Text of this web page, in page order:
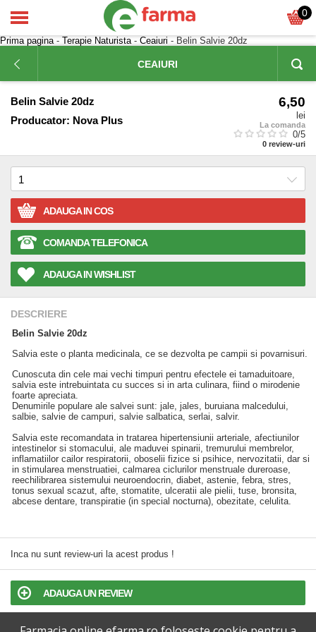
0
Prima pagina- Terapie Naturista- Ceaiuri - Belin Salvie 20dz
CEAIURI
Belin Salvie 20dz
Producator: Nova Plus
6,50
lei
La comanda
0/5
0 review-uri
ADAUGA IN COS
COMANDA TELEFONICA
ADAUGA IN WISHLIST
DESCRIERE
Belin Salvie 20dz
Salvia este o planta medicinala, ce se dezvolta pe campii si povarnisuri.
Cunoscuta din cele mai vechi timpuri pentru efectele ei tamaduitoare,
salvia este intrebuintata cu succes si in arta culinara, fiind o mirodenie
foarte apreciata.
Denumirile populare ale salvei sunt: jale, jales, buruiana malcedului,
salbie, salvie de campuri, salvie salbatica, serlai, salvir.
Salvia este recomandata in tratarea hipertensiunii arteriale, afectiunilor
intestinelor si stomacului, ale maduvei spinarii, tremurului membrelor,
inflamatiilor cailor respiratorii, oboselii fizice si psihice, nervozitatii, dar si
in stimularea menstruatiei, calmarea ciclurilor menstruale dureroase,
reechilibrarea sistemului neuroendocrin, diabet, astenie, febra, stres,
tonus sexual scazut, afte, stomatite, ulceratii ale pielii, tuse, bronsita,
abcese dentare, transpiratie (in special nocturna), obezitate, celulita.
Inca nu sunt review-uri la acest produs !
ADAUGA UN REVIEW